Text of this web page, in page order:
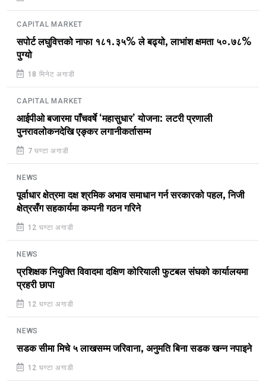
CAPITAL MARKET
सपोर्ट लघुवित्तको नाफा १८१.३५% ले बढ्यो, लाभांश क्षमता ५०.७८%
पुग्यो
18 मिनेट अगाडी
CAPITAL MARKET
आईपीओ बजारमा पाँचवर्षे ‘महासुधार’ योजना: लटरी प्रणाली
पुनरावलोकनदेखि एङ्कर लगानीकर्तासम्म
7 घण्टा अगाडी
NEWS
पूर्वाधार क्षेत्रमा दक्ष श्रमिक अभाव समाधान गर्न सरकारको पहल, निजी
क्षेत्रसँग सहकार्यमा कम्पनी गठन गरिने
12 घण्टा अगाडी
NEWS
प्रशिक्षक नियुक्ति विवादमा दक्षिण कोरियाली फुटबल संघको कार्यालयमा
प्रहरी छापा
12 घण्टा अगाडी
NEWS
सडक सीमा मिचे ५ लाखसम्म जरिवाना, अनुमति बिना सडक खन्न नपाइने
12 घण्टा अगाडी